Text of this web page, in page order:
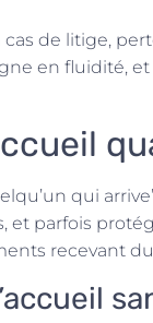
cas de litige,
en fluidité,
qui
et parfois
recevant